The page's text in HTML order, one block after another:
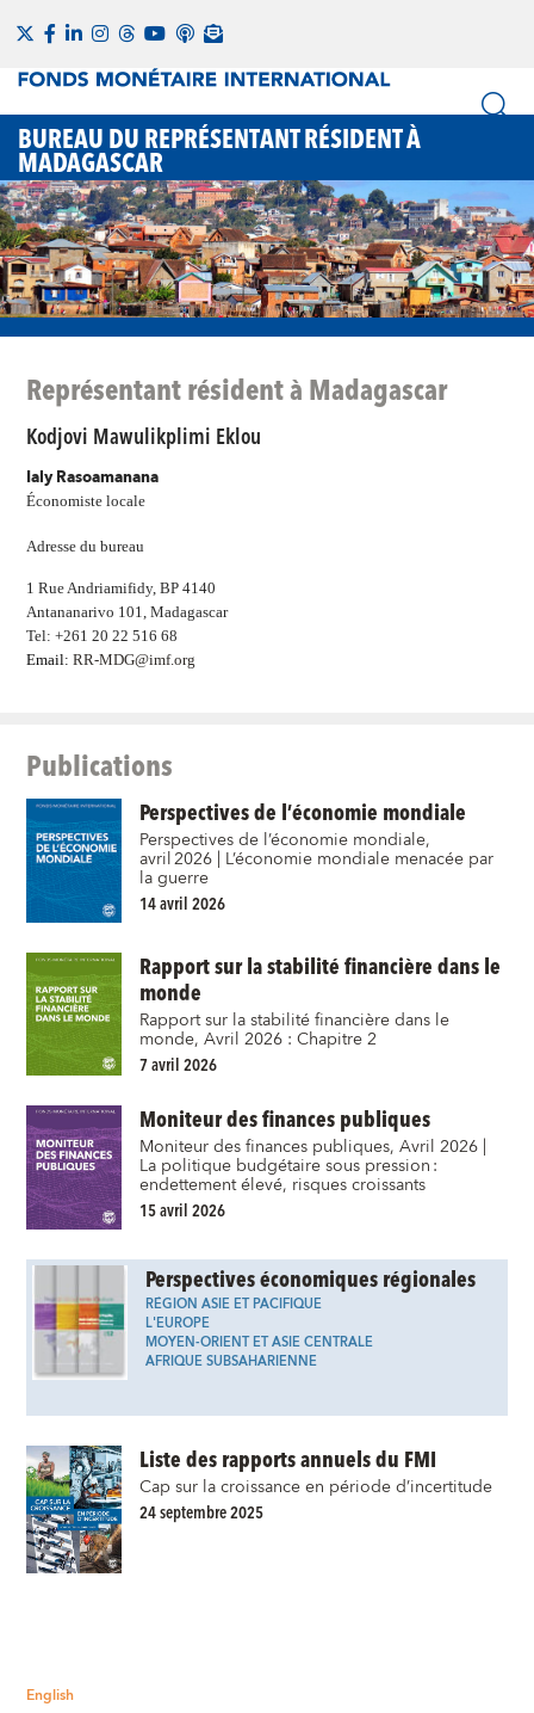
BUREAU DU REPRÉSENTANT RÉSIDENT À
MADAGASCAR
Représentant résident à Madagascar
Kodjovi Mawulikplimi Eklou
Ialy Rasoamanana
Économiste locale
Adresse du bureau
1 Rue Andriamifidy, BP 4140
Antananarivo 101, Madagascar
Tel: +261 20 22 516 68
Email: RR-MDG@imf.org
Publications
Perspectives de l’économie mondiale
Perspectives de l’économie mondiale,
avril 2026 | L’économie mondiale menacée par
la guerre
14 avril 2026
Rapport sur la stabilité financière dans le
monde
Rapport sur la stabilité financière dans le
monde, Avril 2026 : Chapitre 2
7 avril 2026
Moniteur des finances publiques
Moniteur des finances publiques, Avril 2026 |
La politique budgétaire sous pression :
endettement élevé, risques croissants
15 avril 2026
Perspectives économiques régionales
RÉGION ASIE ET PACIFIQUE
L'EUROPE
MOYEN-ORIENT ET ASIE CENTRALE
AFRIQUE SUBSAHARIENNE
Liste des rapports annuels du FMI
Cap sur la croissance en période d’incertitude
24 septembre 2025
English